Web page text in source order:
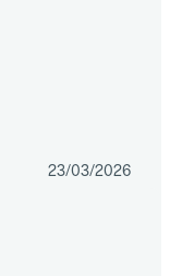
23/03/2026